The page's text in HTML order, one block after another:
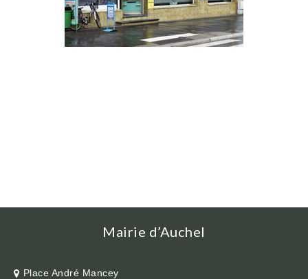
Mairie d’Auchel
Place André Mancey